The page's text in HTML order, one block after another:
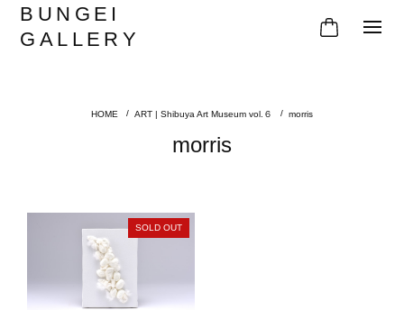
BUNGEI
GALLERY
ART | Shibuya Art Museum vol.６ morris
morris
SOLD OUT